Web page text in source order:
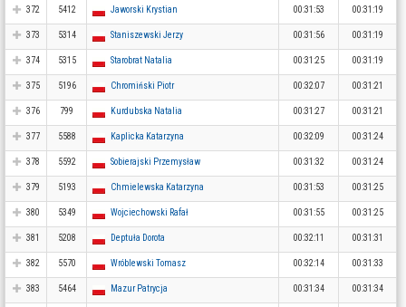
372 5412 Jaworski Krystian 00:31:53 00:31:19
373 5314 Staniszewski Jerzy 00:31:56 00:31:19
374 5315 Starobrat Natalia 00:31:25 00:31:19
375 5196 Chromiński Piotr 00:32:07 00:31:21
376 799 Kurdubska Natalia 00:31:27 00:31:21
377 5588 Kaplicka Katarzyna 00:32:09 00:31:24
378 5592 Sobierajski Przemysław 00:31:32 00:31:24
379 5193 Chmielewska Katarzyna 00:31:53 00:31:25
380 5349 Wojciechowski Rafał 00:31:55 00:31:25
381 5208 Deptuła Dorota 00:32:11 00:31:31
382 5570 Wróblewski Tomasz 00:32:14 00:31:33
383 5464 Mazur Patrycja 00:31:34 00:31:34